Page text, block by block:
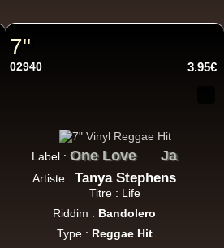
7"
02940 3.95€
Label :One Love Ja
Artiste :Tanya Stephens
Titre : Life
Riddim : Bandolero
Type : Reggae Hit